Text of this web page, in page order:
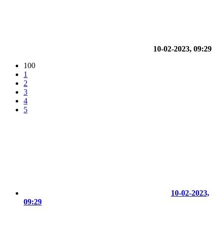
10-02-2023, 09:29
100
1
2
3
4
5
10-02-2023,
09:29